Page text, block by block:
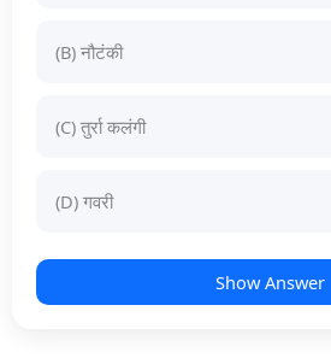
(B) नौटंकी
(C) तुर्रा कलंगी
(D) गवरी
Show Answer